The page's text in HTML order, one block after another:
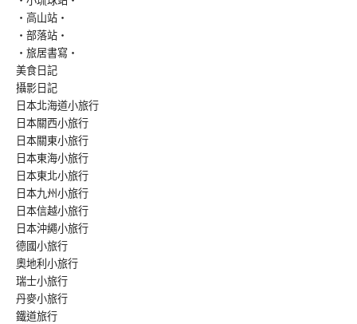
‧高山站‧
‧部落站‧
‧旅居書寫‧
美食日記
攝影日記
日本北海道小旅行
日本關西小旅行
日本關東小旅行
日本東海小旅行
日本東北小旅行
日本九州小旅行
日本信越小旅行
日本沖繩小旅行
德國小旅行
奧地利小旅行
瑞士小旅行
丹麥小旅行
鐵道旅行